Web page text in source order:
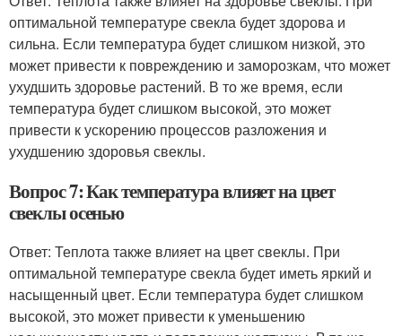
оптимальной температуре свекла будет здорова и
сильна. Если температура будет слишком низкой, это
может привести к повреждению и заморозкам, что может
ухудшить здоровье растений. В то же время, если
температура будет слишком высокой, это может
привести к ускорению процессов разложения и
ухудшению здоровья свеклы.
Вопрос 7: Как температура влияет на цвет
свеклы осенью
Ответ: Теплота также влияет на цвет свеклы. При
оптимальной температуре свекла будет иметь яркий и
насыщенный цвет. Если температура будет слишком
высокой, это может привести к уменьшению